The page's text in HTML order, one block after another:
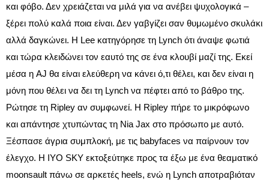
και φόβο. Δεν χρειάζεται να μιλά για να ανέβει ψυχολογικά –
ξέρει πολύ καλά ποια είναι. Δεν γαβγίζει σαν θυμωμένο σκυλάκι
αλλά δαγκώνει. Η Lee κατηγόρησε τη Lynch ότι άναψε φωτιά
και τώρα κλειδώνει τον εαυτό της σε ένα κλουβί μαζί της. Εκεί
μέσα η AJ θα είναι ελεύθερη να κάνει ό,τι θέλει, και δεν είναι η
μόνη που θέλει να δει τη Lynch να πέφτει από το βάθρο της.
Ρώτησε τη Ripley αν συμφωνεί. Η Ripley πήρε το μικρόφωνο
και απάντησε χτυπώντας τη Nia Jax στο πρόσωπο με αυτό.
Ξέσπασε άγρια συμπλοκή, με τις babyfaces να παίρνουν τον
έλεγχο. Η IYO SKY εκτοξεύτηκε προς τα έξω με ένα θεαματικό
moonsault πάνω σε αρκετές heels, ενώ η Lynch αποτραβιόταν